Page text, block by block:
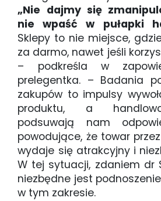
„Nie dajmy się
nie wpaść w pułapki
Sklepy to nie miejsce,
za darmo, nawet jeśli
– podkreśla w
prelegentka. – Badania
zakupów to impulsy
produktu, a
podsuwają nam
powodujące, że towar
wydaje się atrakcyjny i
W tej sytuacji, zdaniem dr
niezbędne jest
w tym zakresie.